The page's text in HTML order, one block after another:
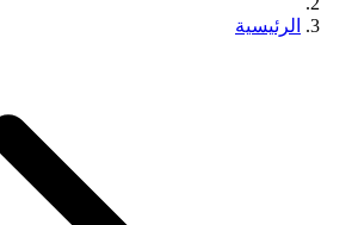
الرئيسية